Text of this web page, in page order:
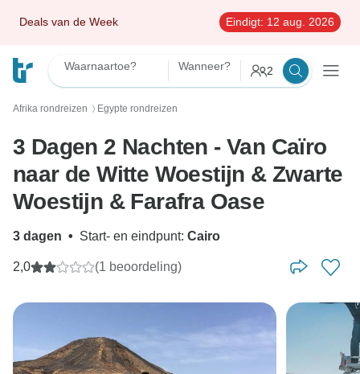
Deals van de Week Eindigt: 12 aug. 2026
Waarnaartoe? Wanneer? 2
Afrika rondreizen 〉 Egypte rondreizen
3 Dagen 2 Nachten - Van Caïro
naar de Witte Woestijn & Zwarte
Woestijn & Farafra Oase
3 dagen • Start- en eindpunt: Cairo
2,0 (1 beoordeling)